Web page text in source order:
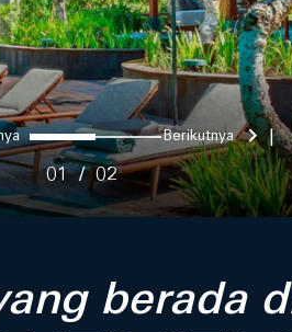
0 1
01/ 02
|
berada